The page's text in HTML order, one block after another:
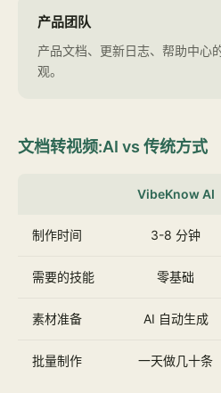
产品团队
产品文档、更新日志、帮助中心
观。
文档转视频:AI vs 传统方式
VibeKnow AI
制作时间 3-8 分钟
需要的技能 零基础
素材准备 AI 自动生成
批量制作 一天做几十条